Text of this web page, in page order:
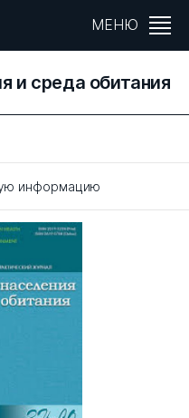
МЕНЮ
и среда обитания
информацию